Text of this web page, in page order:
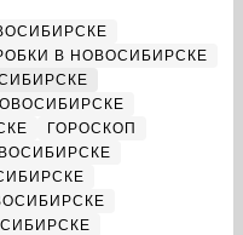
В НОВОСИБИРСКЕ
ГОРОСКОП